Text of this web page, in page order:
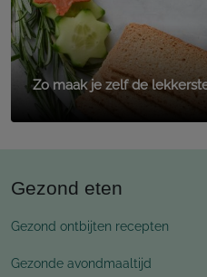
Zo maak je zelf de
Gezond eten
Gezond ontbijten recepten
Gezonde avondmaaltijd